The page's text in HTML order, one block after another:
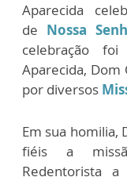
Aparecida
de Nossa
celebração
Aparecida, Dom
por diversos
Em sua homilia,
fiéis a
Redentorista